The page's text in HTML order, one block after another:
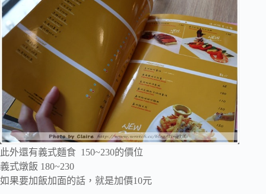
此外還有義式麵食 150~230的價位
義式燉飯 180~230
如果要加飯加面的話，就是加價10元